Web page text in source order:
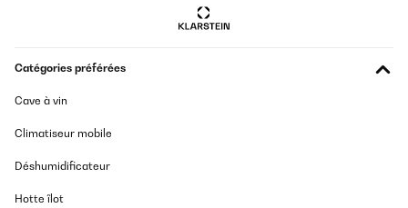
obrigado.
Catégories préférées
Cave à vin
Climatiseur mobile
Déshumidificateur
Hotte îlot